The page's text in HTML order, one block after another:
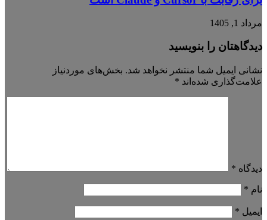
مرداد 1, 1405
دیدگاهتان را بنویسید
نشانی ایمیل شما منتشر نخواهد شد. بخش‌های موردنیاز
علامت‌گذاری شده‌اند *
دیدگاه *
نام *
ایمیل *